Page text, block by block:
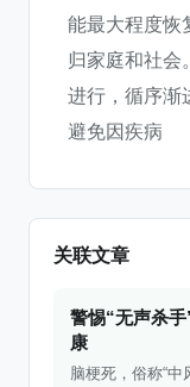
能最大程度恢
归家庭和社会
进行，循序渐
避免因疾病
关联文章
警惕“无声杀
康
脑梗死，俗称“中